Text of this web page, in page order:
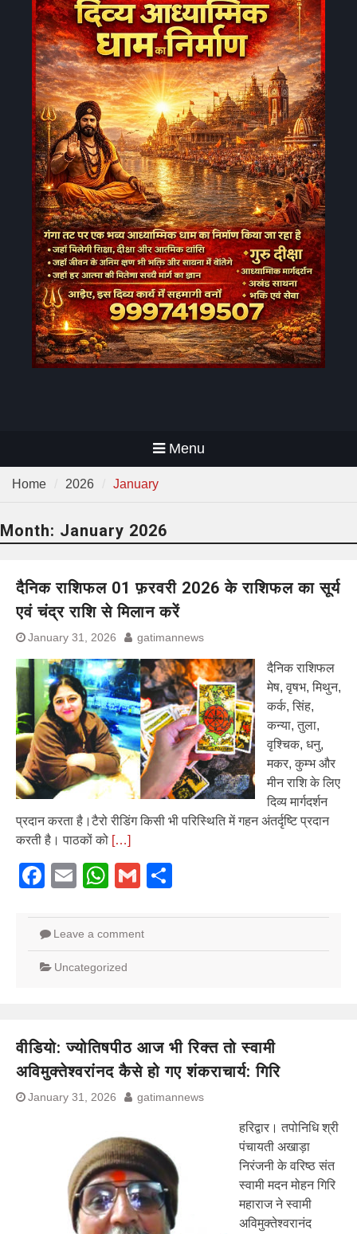
Menu
Home 2026 January
Month: January 2026
दैनिक राशिफल 01 फ़रवरी 2026 के राशिफल का सूर्य
एवं चंद्र राशि से मिलान करें
January 31, 2026 gatimannews
दैनिक राशिफल
मेष, वृषभ, मिथुन,
कर्क, सिंह,
कन्या, तुला,
वृश्चिक, धनु,
मकर, कुम्भ और
मीन राशि के लिए
दिव्य मार्गदर्शन
प्रदान करता है।टैरो रीडिंग किसी भी परिस्थिति में गहन अंतर्दृष्टि प्रदान
करती है। पाठकों को […]
Facebook
EmailWhatsApp
Gmail
Leave a comment
Uncategorized
वीडियो: ज्योतिषपीठ आज भी रिक्त तो स्वामी
अविमुक्तेश्वरांनद कैसे हो गए शंकराचार्य: गिरि
January 31, 2026 gatimannews
हरिद्वार। तपोनिधि श्री
पंचायती अखाड़ा
निरंजनी के वरिष्ठ संत
स्वामी मदन मोहन गिरि
महाराज ने स्वामी
अविमुक्तेश्वरानंद